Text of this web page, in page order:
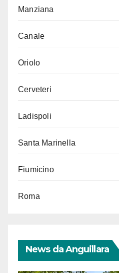
Manziana
Canale
Oriolo
Cerveteri
Ladispoli
Santa Marinella
Fiumicino
Roma
News da Anguillara